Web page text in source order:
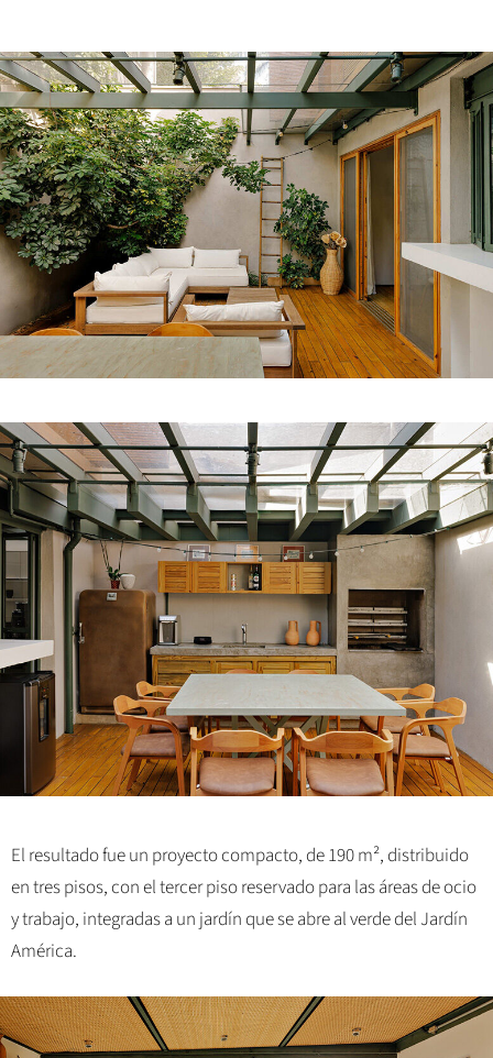
El resultado fue un proyecto compacto, de 190 m², distribuido
en tres pisos, con el tercer piso reservado para las áreas de ocio
y trabajo, integradas a un jardín que se abre al verde del Jardín
América.